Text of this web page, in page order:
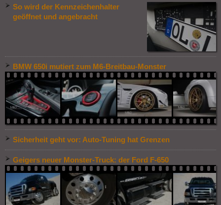
So wird der Kennzeichenhalter
geöffnet und angebracht
BMW 650i mutiert zum M6-Breitbau-Monster
Sicherheit geht vor: Auto-Tuning hat Grenzen
Geigers neuer Monster-Truck: der Ford F-650